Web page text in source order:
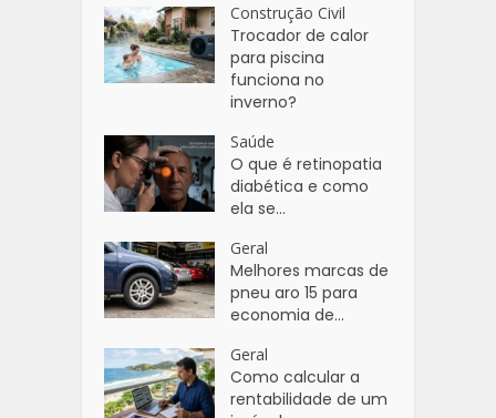
Construção Civil
Trocador de calor
para piscina
funciona no
inverno?
Saúde
O que é retinopatia
diabética e como
ela se...
Geral
Melhores marcas de
pneu aro 15 para
economia de...
Geral
Como calcular a
rentabilidade de um